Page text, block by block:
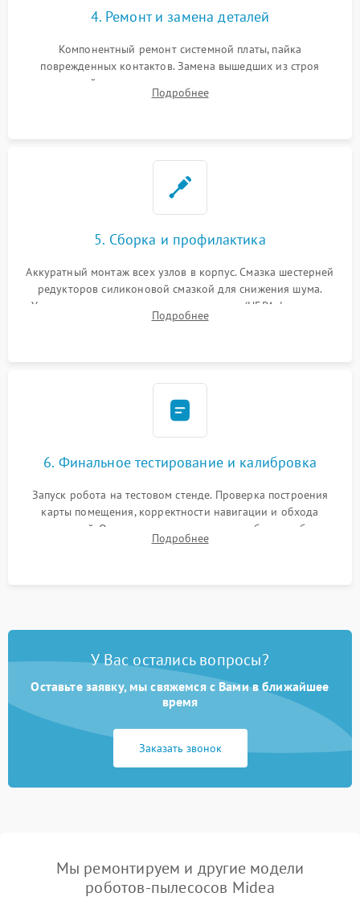
4. Ремонт и замена деталей
Компонентный ремонт системной платы, пайка
поврежденных контактов. Замена вышедших из строя
двигателей, изношенного аккумулятора, неисправного
лидара или помпы подачи воды. Восстановление шлейфов и
Подробнее
5. Сборка и профилактика
Аккуратный монтаж всех узлов в корпус. Смазка шестерней
редукторов силиконовой смазкой для снижения шума.
Установка новых расходных материалов (HEPA-фильтров,
микрофибры, щеток). Надежная фиксация разъемов и
Подробнее
6. Финальное тестирование и калибровка
Запуск робота на тестовом стенде. Проверка построения
карты помещения, корректности навигации и обхода
препятствий. Оценка силы всасывания и работы турбины.
Тестирование автоматического возврата на док-станцию и
Подробнее
У Вас остались вопросы?
Оставьте заявку, мы свяжемся с Вами в ближайшее
время
Заказать звонок
Мы ремонтируем и другие модели
роботов-пылесосов Midea